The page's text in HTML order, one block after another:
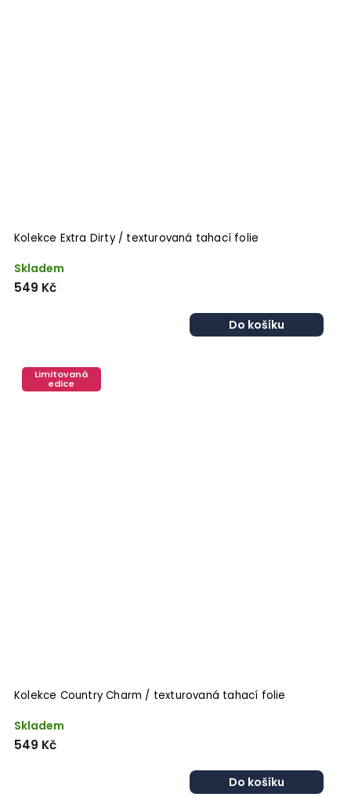
Kolekce Extra Dirty / texturovaná tahací folie
Skladem
549 Kč
Do košíku
Limitovaná
edice
Kolekce Country Charm / texturovaná tahací folie
Skladem
549 Kč
Do košíku